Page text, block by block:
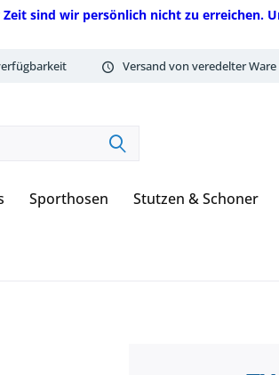
sind wir persönlich nicht zu erreichen.
Versand von veredelter
Sporthosen Stutzen & Schoner